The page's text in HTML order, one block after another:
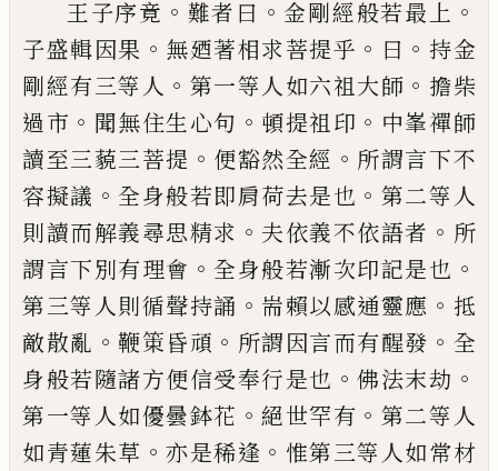
王子序竟 。 難者曰 。 金剛經般若最上 。
子盛輯因果 。 無廼著相求菩提乎 。 曰 。 持金
剛經有三等人 。 第一等人如六祖大師 。 擔柴
過市 。 聞無住生心句 。 頓提祖印 。 中峯禪師
讀至三藐三菩提 。 便豁然全經 。 所謂言下不
容擬議 。全身般若即肩荷去是也 。 第二等人
則讀而解義尋思精求 。 夫依義不依語者 。 所
謂言下別有理會 。全身般若漸次印記是也 。
第三等人則循聲持誦 。 耑賴以感通靈應 。 抵
敵散亂 。鞭䇿昏頑 。 所謂因言而有醒發 。 全
身般若隨諸方便信受奉行是也 。佛法末劫 。
第一等人如優曇鉢花 。絕世罕有 。 第二等人
如青蓮朱草 。亦是稀逢 。 惟第三等人如常材